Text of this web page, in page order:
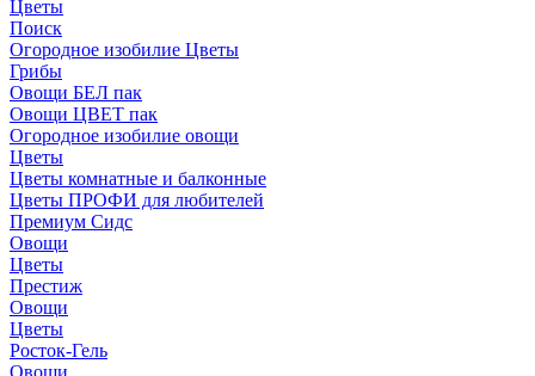
Цветы
Поиск
Огородное изобилие Цветы
Грибы
Овощи БЕЛ пак
Овощи ЦВЕТ пак
Огородное изобилие овощи
Цветы
Цветы комнатные и балконные
Цветы ПРОФИ для любителей
Премиум Сидс
Овощи
Цветы
Престиж
Овощи
Цветы
Росток-Гель
Овощи